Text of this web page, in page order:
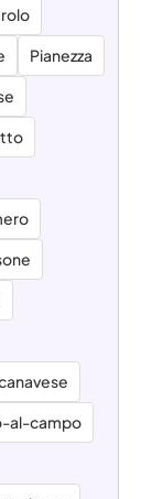
Pianezza
al-campo